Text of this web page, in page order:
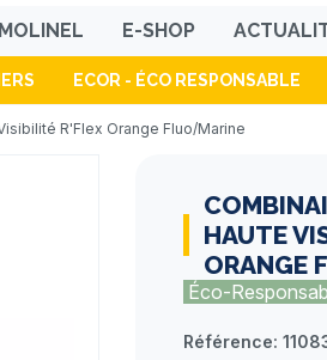
E-SHOP
ECOR - ÉCO RESPONSABLE
R'Flex Orange Fluo/Marine
HAUTE
ORANGE
Éco-
Référence: